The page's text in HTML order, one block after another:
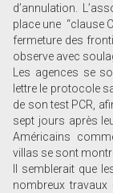
d’annulation.
place une “clause
fermeture des
observe avec
Les agences se
lettre le protocole
de son test PCR,
sept jours après
Américains
villas se sont
Il semblerait que
nombreux travaux